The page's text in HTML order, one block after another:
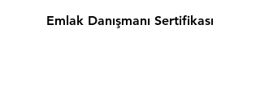
Emlak Danışmanı Sertifikası